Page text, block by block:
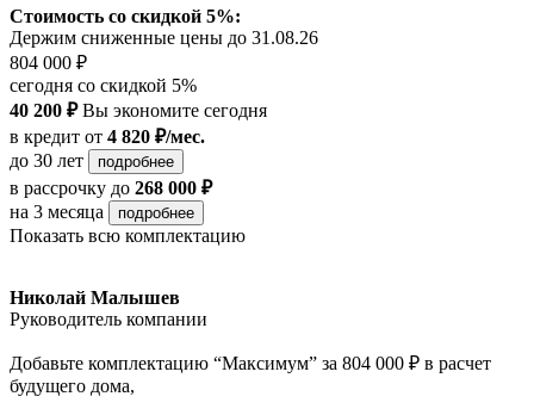
Стоимость со скидкой 5%:
Держим сниженные цены до 31.08.26
804 000 ₽
сегодня со скидкой 5%
40 200 ₽Вы экономите сегодня
в кредит от 4 820 ₽/мес.
до 30 лет
подробнее
в рассрочку до 268 000 ₽
на 3 месяца
подробнее
Показать всю комплектацию
Николай Малышев
Руководитель компании
Добавьте комплектацию “Максимум” за 804 000 ₽ в расчет
будущего дома,